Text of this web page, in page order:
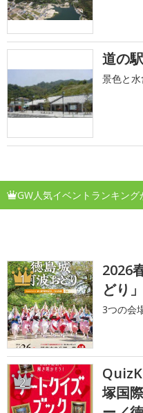
道の
景色と
GW人気イベントランキング
1
2026
どり
3つの会
2
塚国